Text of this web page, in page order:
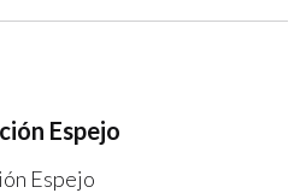
Espejo
Espejo